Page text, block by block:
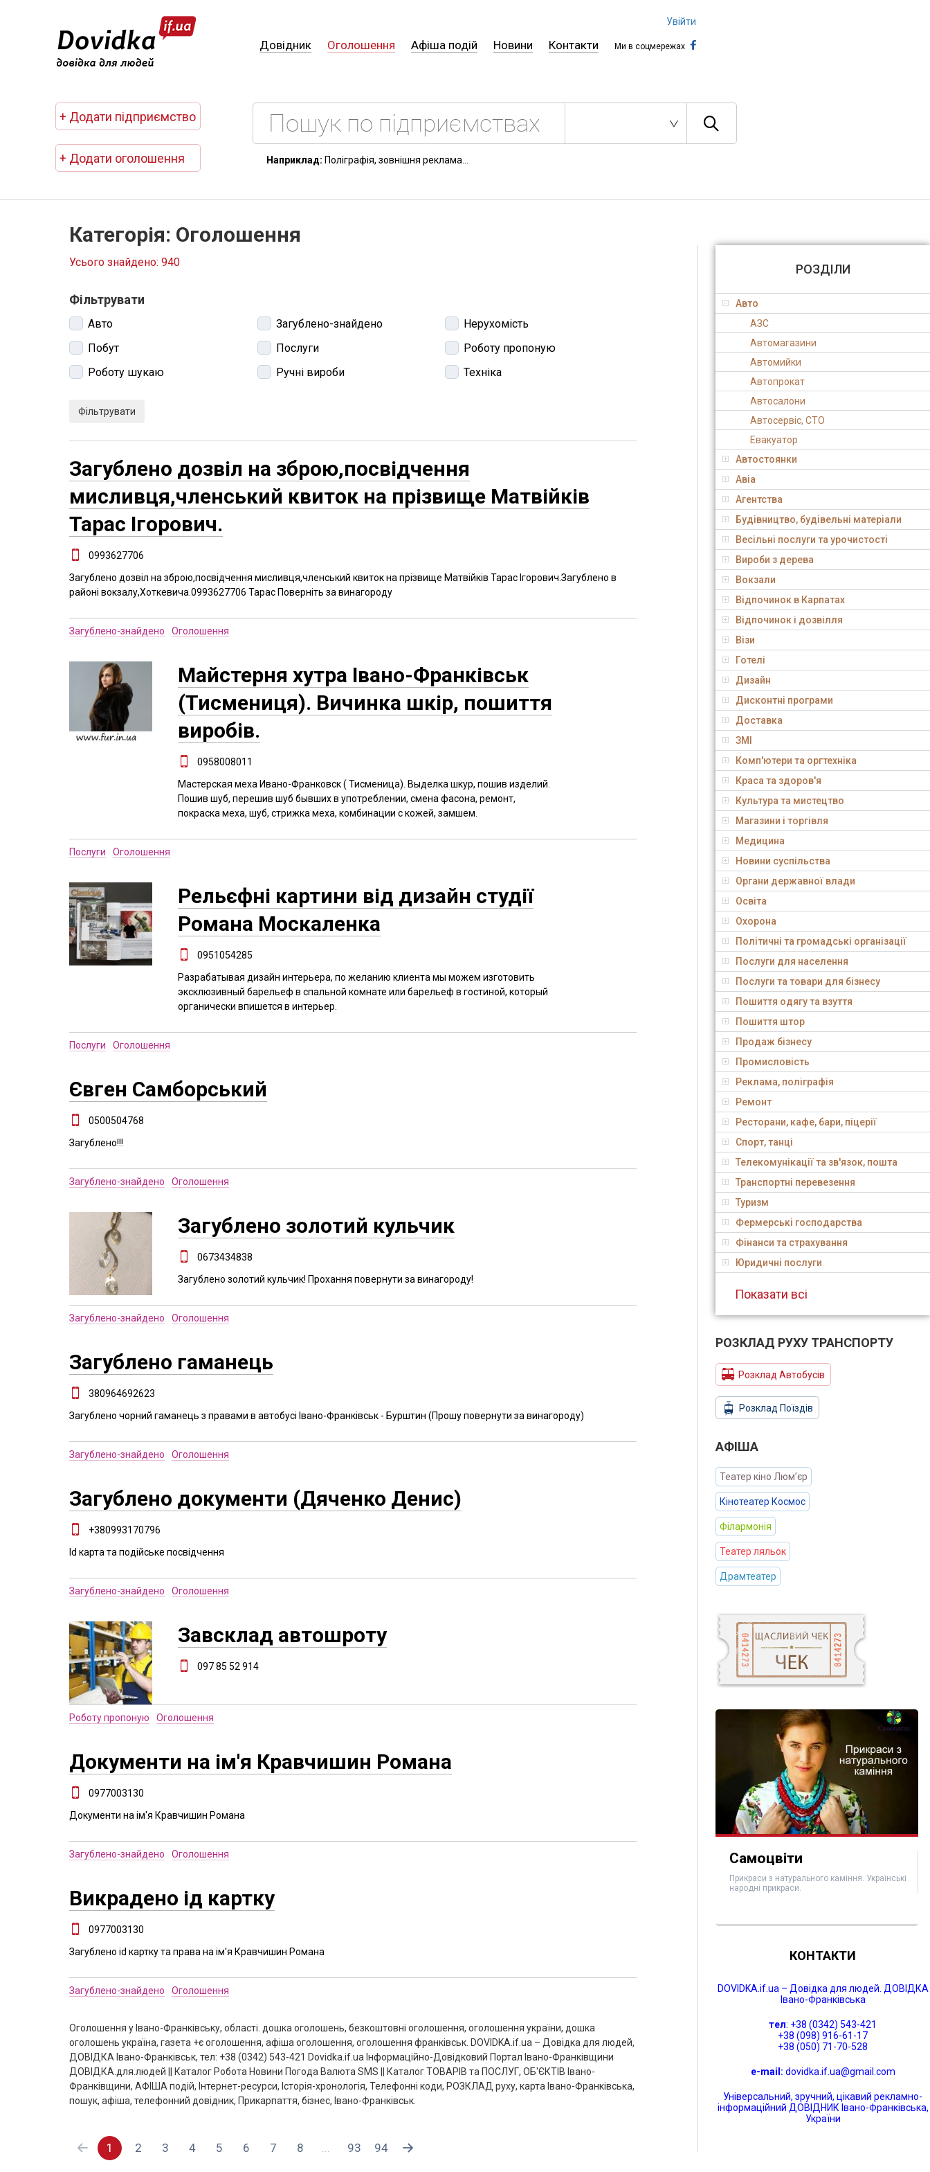
Довідник Оголошення Афіша подій Новини Контакти Ми в соцмережах
Увійти
+ Додати підприємство
+ Додати оголошення Наприклад: Поліграфія, зовнішня реклама...
Категорія: Оголошення
Усього знайдено: 940
Фільтрувати
Авто Загублено-знайдено
Нерухомість
Побут
Послуги
Роботу пропоную
Роботу шукаю
Ручні вироби Техніка
Загублено дозвіл на зброю,посвідчення
мисливця,членський квиток на прізвище Матвійків
Тарас Ігорович.
0993627706
Загублено дозвіл на зброю,посвідчення мисливця,членський квиток на прізвище Матвійків Тарас Ігорович.Загублено в
районі вокзалу,Хоткевича.0993627706 Тарас Поверніть за винагороду
Загублено-знайдено Оголошення
Майстерня хутра Івано-Франківськ
(Тисмениця). Вичинка шкір, пошиття
виробів.
0958008011
Мастерская меха Ивано-Франковск ( Тисменица). Выделка шкур, пошив изделий.
Пошив шуб, перешив шуб бывших в употреблении, смена фасона, ремонт,
покраска меха, шуб, стрижка меха, комбинации с кожей, замшем.
Послуги Оголошення
Рельєфні картини від дизайн студії
Романа Москаленка
0951054285
Разрабатывая дизайн интерьера, по желанию клиента мы можем изготовить
эксклюзивный барельеф в спальной комнате или барельеф в гостиной, который
органически впишется в интерьер.
Послуги Оголошення
Євген Самборський
0500504768
Загублено!!!
Загублено-знайдено Оголошення
Загублено золотий кульчик
0673434838
Загублено золотий кульчик! Прохання повернути за винагороду!
Загублено-знайдено Оголошення
Загублено гаманець
380964692623
Загублено чорний гаманець з правами в автобусі Івано-Франківськ - Бурштин (Прошу повернути за винагороду)
Загублено-знайдено Оголошення
Загублено документи (Дяченко Денис)
+380993170796
Id карта та подійське посвідчення
Загублено-знайдено Оголошення
Завсклад автошроту
097 85 52 914
Роботу пропоную Оголошення
Документи на ім'я Кравчишин Романа
0977003130
Документи на ім'я Кравчишин Романа
Загублено-знайдено Оголошення
Викрадено ід картку
0977003130
Загублено id картку та права на ім'я Кравчишин Романа
Загублено-знайдено Оголошення
Оголошення у Івано-Франківську, області. дошка оголошень, безкоштовні оголошення, оголошення україни, дошка
оголошень україна, газета +є оголошення, афіша оголошення, оголошення франківськ. DOVIDKA.if.ua – Довідка для людей,
ДОВІДКА Івано-Франківськ, тел: +38 (0342) 543-421 Dovidka.if.ua Інформаційно-Довідковий Портал Івано-Франківщини
ДОВІДКА.для.людей || Каталог Робота Новини Погода Валюта SMS || Каталог ТОВАРІВ та ПОСЛУГ, ОБ'ЄКТІВ Івано-
Франківщини, АФІША подій, Інтернет-ресурси, Історія-хронологія, Телефонні коди, РОЗКЛАД руху, карта Івано-Франківська,
пошук, афіша, телефонний довідник, Прикарпаття, бізнес, Івано-Франківськ.
1 2 3 4 5 6 7 8 ... 93 94
РОЗДІЛИ
Авто
АЗС
Автомагазини
Автомийки
Автопрокат
Автосалони
Автосервіс, СТО
Евакуатор
Автостоянки
Авіа
Агентства
Будівництво, будівельні матеріали
Весільні послуги та урочистості
Вироби з дерева
Вокзали
Відпочинок в Карпатах
Відпочинок і дозвілля
Візи
Готелі
Дизайн
Дисконтні програми
Доставка
ЗМІ
Комп'ютери та оргтехніка
Краса та здоров'я
Культура та мистецтво
Магазини і торгівля
Медицина
Новини суспільства
Органи державної влади
Освіта
Охорона
Політичні та громадські організації
Послуги для населення
Послуги та товари для бізнесу
Пошиття одягу та взуття
Пошиття штор
Продаж бізнесу
Промисловість
Реклама, поліграфія
Ремонт
Ресторани, кафе, бари, піцерії
Спорт, танці
Телекомунікації та зв'язок, пошта
Транспортні перевезення
Туризм
Фермерські господарства
Фінанси та страхування
Юридичні послуги
Показати всі
РОЗКЛАД РУХУ ТРАНСПОРТУ
Розклад Автобусів
Розклад Поїздів
АФIША
Театер кіно Люм’єр
Кінотеатер Космос
Філармонія
Театер ляльок
Драмтеатер
Самоцвіти
Прикраси з натурального каміння. Українські
народні прикраси.
КОНТАКТИ
DOVIDKA.if.ua – Довідка для людей. ДОВІДКА
Івано-Франківська
тел: +38 (0342) 543-421
+38 (098) 916-61-17
+38 (050) 71-70-528
e-mail: dovidka.if.ua@gmail.com
Універсальний, зручний, цікавий рекламно-
інформаційний ДОВІДНИК Івано-Франківська,
України